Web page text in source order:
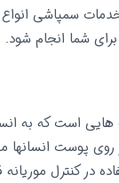
سمپاشی
شما انجام شود.
است که به
پوست انسانها
در کنترل موریانه